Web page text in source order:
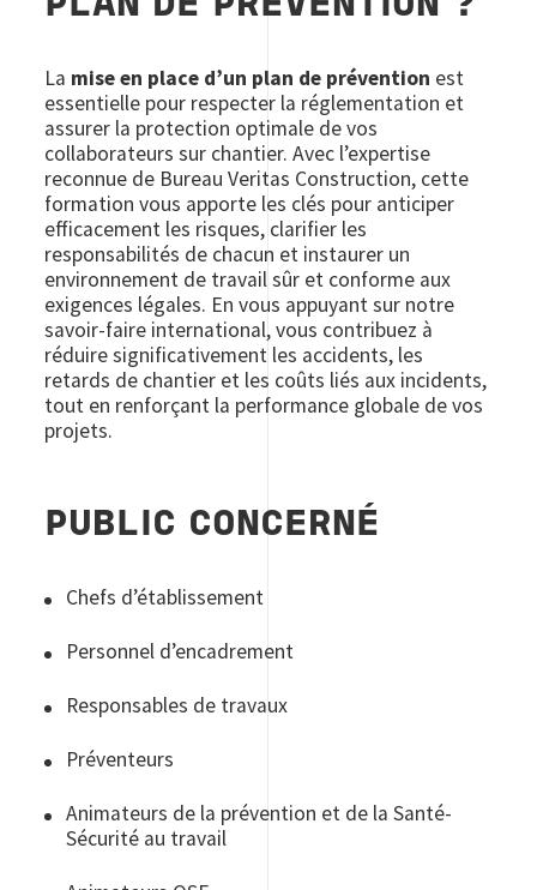
La mise en place d’un plan de prévention est
essentielle pour respecter la réglementation et
assurer la protection optimale de vos
collaborateurs sur chantier. Avec l’expertise
reconnue de Bureau Veritas Construction, cette
formation vous apporte les clés pour anticiper
efficacement les risques, clarifier les
responsabilités de chacun et instaurer un
environnement de travail sûr et conforme aux
exigences légales. En vous appuyant sur notre
savoir-faire international, vous contribuez à
réduire significativement les accidents, les
retards de chantier et les coûts liés aux incidents,
tout en renforçant la performance globale de vos
projets.
PUBLIC CONCERNÉ
Chefs d’établissement
Personnel d’encadrement
Responsables de travaux
Préventeurs
Animateurs de la prévention et de la Santé-
Sécurité au travail